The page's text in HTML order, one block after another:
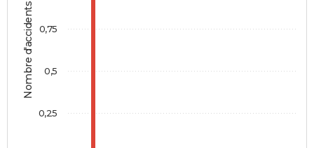
Nombre d'accidents
0,25
0,5
0,75